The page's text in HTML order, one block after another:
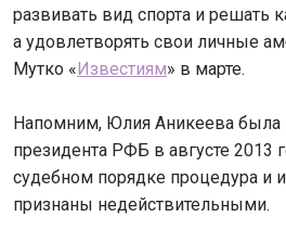
развивать вид спорта и решать
а удовлетворять свои личные
Мутко «Известиям» в марте.
Напомним, Юлия Аникеева была
президента РФБ в августе 2013
судебном порядке процедура и
признаны недействительными.